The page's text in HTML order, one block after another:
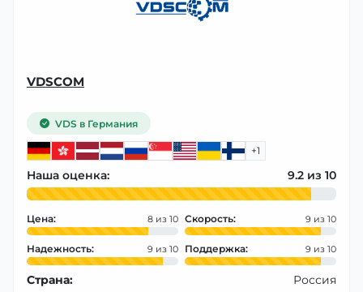
VDSCOM
VDS в Германия
+1
Наша оценка: 9.2
Цена: 8 Скорость: 9
Надежность: 9 Поддержка: 9
Страна:
Россия